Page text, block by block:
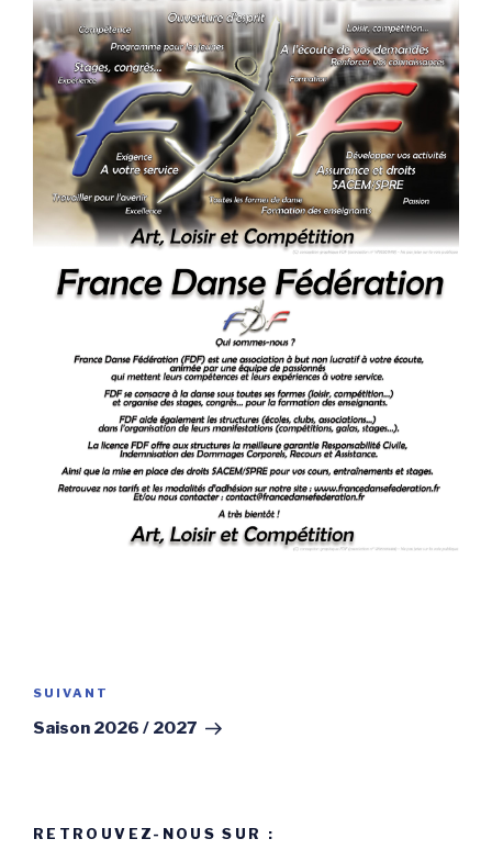
de
l’article
Article
suivant
SUIVANT
Saison 2026 / 2027
RETROUVEZ-NOUS SUR :